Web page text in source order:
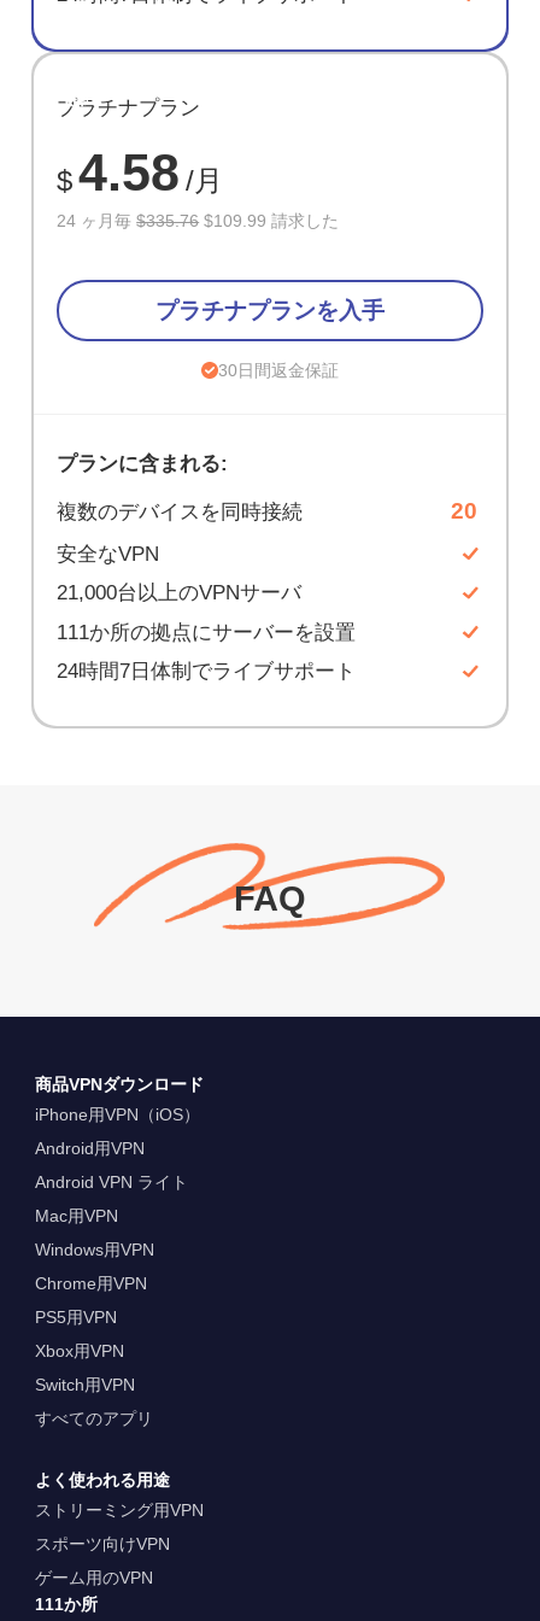
節約
67%
プラチナプラン
$4.58 /月
24 ヶ月毎$335.76 $109.99 請求した
プラチナプランを入手
30日間返金保証
プランに含まれる:
複数のデバイスを同時接続 20
安全なVPN
21,000台以上のVPNサーバ
111か所の拠点にサーバーを設置
24時間7日体制でライブサポート
FAQ
商品VPNダウンロード
iPhone用VPN（iOS）
Android用VPN
Android VPN ライト
Mac用VPN
Windows用VPN
Chrome用VPN
PS5用VPN
Xbox用VPN
Switch用VPN
すべてのアプリ
よく使われる用途
ストリーミング用VPN
スポーツ向けVPN
ゲーム用のVPN
111か所